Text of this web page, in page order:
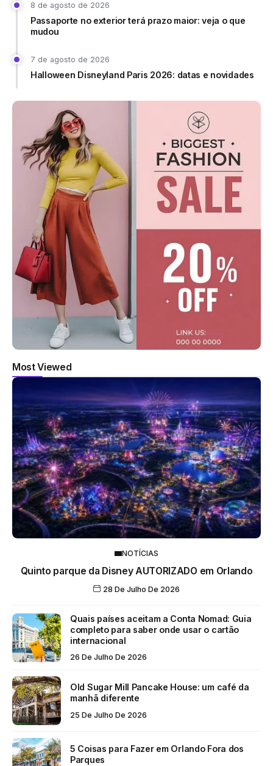
8 de agosto de 2026
Passaporte no exterior terá prazo maior: veja o que
mudou
7 de agosto de 2026
Halloween Disneyland Paris 2026: datas e novidades
Most Viewed
NOTÍCIAS
Quinto parque da Disney AUTORIZADO em Orlando
28 De Julho De 2026
Quais países aceitam a Conta Nomad: Guia
completo para saber onde usar o cartão
internacional
26 De Julho De 2026
Old Sugar Mill Pancake House: um café da
manhã diferente
25 De Julho De 2026
5 Coisas para Fazer em Orlando Fora dos
Parques